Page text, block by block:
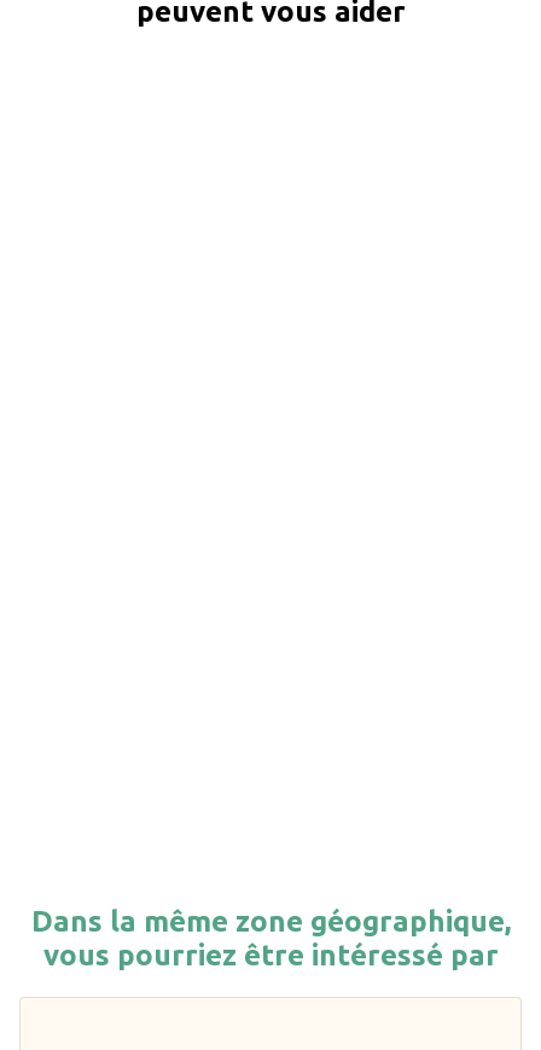
peuvent vous aider
Dans la même zone géographique,
vous pourriez être intéressé par